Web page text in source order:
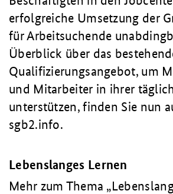
erfolgreiche Umsetzung der
für Arbeitsuchende
Überblick über das
Qualifizierungsangebot, um
und Mitarbeiter in ihrer
unterstützen, finden Sie nun
sgb2.info.
Lebenslanges Lernen
Mehr zum Thema